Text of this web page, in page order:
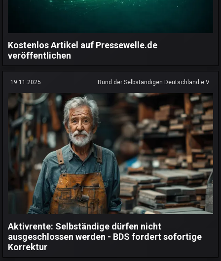
Kostenlos Artikel auf Pressewelle.de
veröffentlichen
19.11.2025 Bund der Selbständigen Deutschland e.V.
Aktivrente: Selbständige dürfen nicht
ausgeschlossen werden - BDS fordert sofortige
Korrektur